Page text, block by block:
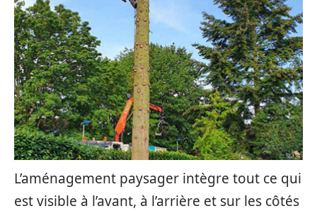
L’aménagement paysager intègre tout ce qui
est visible à l’avant, à l’arrière et sur les côtés